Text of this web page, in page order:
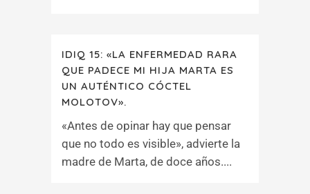
IDIQ 15: «LA ENFERMEDAD RARA
QUE PADECE MI HIJA MARTA ES
UN AUTÉNTICO CÓCTEL
MOLOTOV».
«Antes de opinar hay que pensar
que no todo es visible», advierte la
madre de Marta, de doce años....